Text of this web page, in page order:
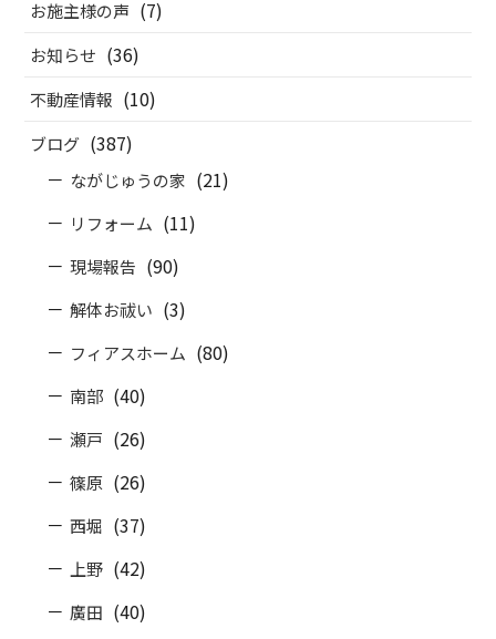
お施主様の声 (7)
お知らせ (36)
不動産情報 (10)
ブログ (387)
ながじゅうの家 (21)
リフォーム (11)
現場報告 (90)
解体お祓い (3)
フィアスホーム (80)
南部 (40)
瀬戸 (26)
篠原 (26)
西堀 (37)
上野 (42)
廣田 (40)